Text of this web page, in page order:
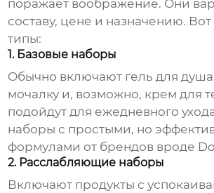
поражает воображение. Они
составу, цене и назначению.
типы:
1. Базовые наборы
Обычно включают гель для
мочалку и, возможно, крем для
подойдут для ежедневного
наборы с простыми, но
формулами от брендов вроде
2. Расслабляющие наборы
Включают продукты с